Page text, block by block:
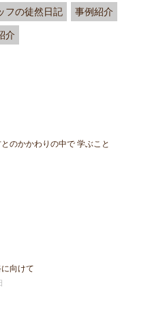
フの徒然日記 事例紹介
介
のかかわりの中で 学ぶこと
向けて